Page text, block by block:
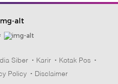
Siber Karir
Kotak Pos
Policy Disclaimer